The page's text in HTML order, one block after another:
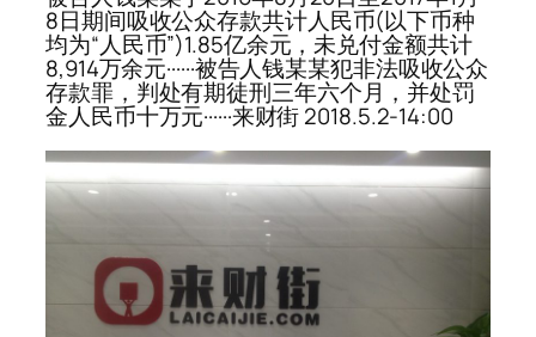
8日期间吸收公众存款共计人民币(以下币种
均为“人民币”)1.85亿余元，未兑付金额共计
8,914万余元······被告人钱某某犯非法吸收公众
存款罪，判处有期徒刑三年六个月，并处罚
金人民币十万元······来财街 2018.5.2-14:00